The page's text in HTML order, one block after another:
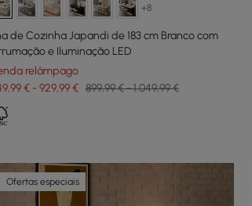
+8
de Cozinha Japandi de 183 cm Branco com
e Iluminação LED
relâmpago
€ - 929,99 € 899,99 € - 1.049,99 €
Ofertas especiais